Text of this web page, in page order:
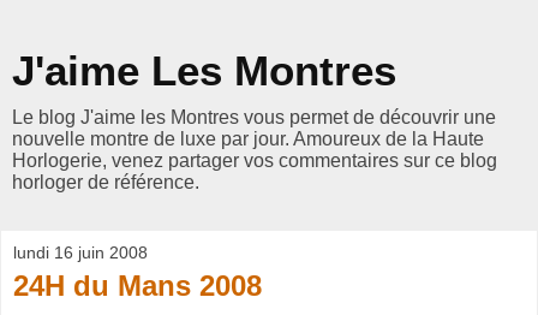
J'aime Les Montres
Le blog J'aime les Montres vous permet de découvrir une
nouvelle montre de luxe par jour. Amoureux de la Haute
Horlogerie, venez partager vos commentaires sur ce blog
horloger de référence.
lundi 16 juin 2008
24H du Mans 2008